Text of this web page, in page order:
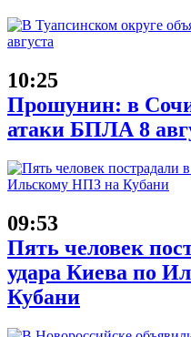
10:25
Прошунин: в Сочи
атаки БПЛА 8
09:53
Пять человек
удара Киева по
Кубани